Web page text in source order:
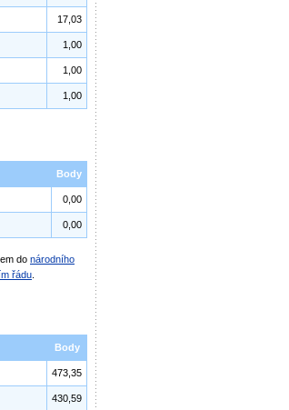
17,03
1,00
1,00
1,00
Body
0,00
0,00
do národního
řádu
Body
473,35
430,59